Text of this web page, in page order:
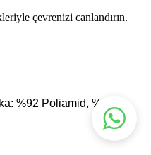
çevrenizi canlandırın.
%92 Poliamid, %8